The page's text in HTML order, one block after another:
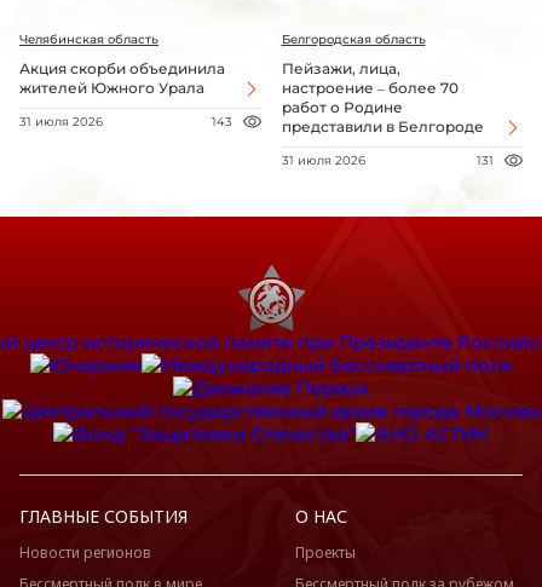
Челябинская область
Акция скорби объединила
жителей Южного Урала
31 июля 2026 143
Белгородская область
Пейзажи, лица,
настроение – более 70
работ о Родине
представили в Белгороде
31 июля 2026 131
ГЛАВНЫЕ СОБЫТИЯ
Новости регионов
О НАС
Проекты